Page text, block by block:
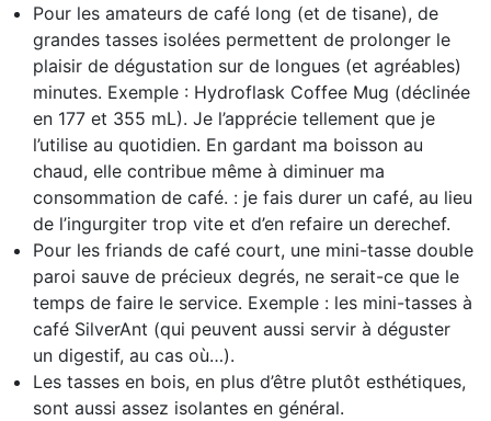
Pour les amateurs de café long (et de tisane), de
grandes tasses isolées permettent de prolonger le
plaisir de dégustation sur de longues (et agréables)
minutes. Exemple : Hydroflask Coffee Mug (déclinée
en 177 et 355 mL). Je l’apprécie tellement que je
l’utilise au quotidien. En gardant ma boisson au
chaud, elle contribue même à diminuer ma
consommation de café. : je fais durer un café, au lieu
de l’ingurgiter trop vite et d’en refaire un derechef.
Pour les friands de café court, une mini-tasse double
paroi sauve de précieux degrés, ne serait-ce que le
temps de faire le service. Exemple : les mini-tasses à
café SilverAnt (qui peuvent aussi servir à déguster
un digestif, au cas où…).
Les tasses en bois, en plus d’être plutôt esthétiques,
sont aussi assez isolantes en général.